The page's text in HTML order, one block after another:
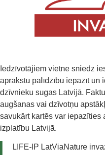
Iedzīvotājiem vietne sniedz
aprakstu palīdzību iepazīt un
dzīvnieku sugas Latvijā.
augšanas vai dzīvotņu
savukārt kartēs var iepazīties
izplatību Latvijā.
LIFE-IP LatViaNature